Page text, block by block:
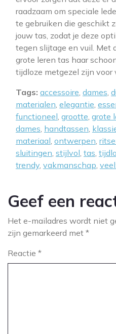
raadzaam om speciale
te gebruiken die geschikt
jouw tas, zodat je deze
tegen slijtage en vuil. Met
grote leren tas haar
tijdloze metgezel zijn voor
Tags: accessoire, dames,
materialen, elegantie,
functioneel, grootte, grote
dames, handtassen,
materiaal, ontwerpen,
sluitingen, stijlvol, tas,
trendy, vakmanschap,
Geef een
Het e-mailadres wordt niet
zijn gemarkeerd met *
Reactie *